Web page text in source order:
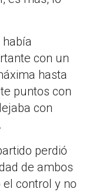
había
con un
hasta
puntos con
con
perdió
de ambos
control y no